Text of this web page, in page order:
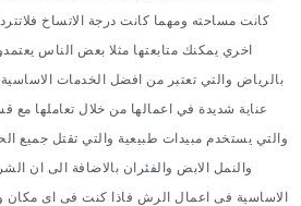
كانت مساحته ومهما كانت درجة الاتساخ
اخري يمكنك متابعتها مثلا بعض الناس
بالرياض والتي تعتبر من افضل الخدمات
عناية شديدة في اعمالها من خلال تعاملها مع
والتي يستخدم مبيدات طبيعية والتي تقتل جميع
والنمل الابض والفئران بالاضافة الى ان
الاساسية فى اعمال الرش فاذا كنت فى اى